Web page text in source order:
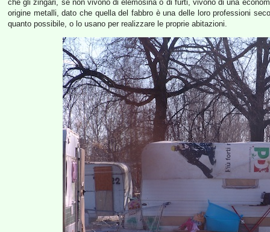
che gli zingari, se non vivono di elemosina o di furti, vivono di una
origine metalli, dato che quella del fabbro è una delle loro professioni
quanto possibile, o lo usano per realizzare le proprie abitazioni.